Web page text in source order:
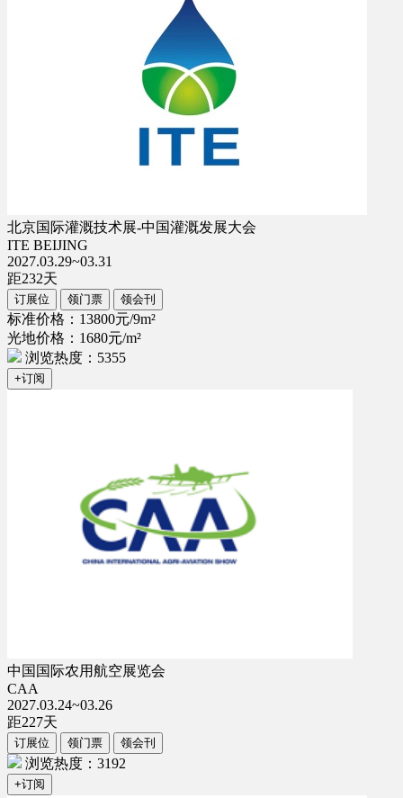
北京国际灌溉技术展-中国灌溉发展大会
ITE BEIJING
2027.03.29~03.31
距232天
订展位 领门票 领会刊
标准价格：13800元/9m²
光地价格：1680元/m²
浏览热度：5355
+订阅
中国国际农用航空展览会
CAA
2027.03.24~03.26
距227天
订展位 领门票 领会刊
浏览热度：3192
+订阅